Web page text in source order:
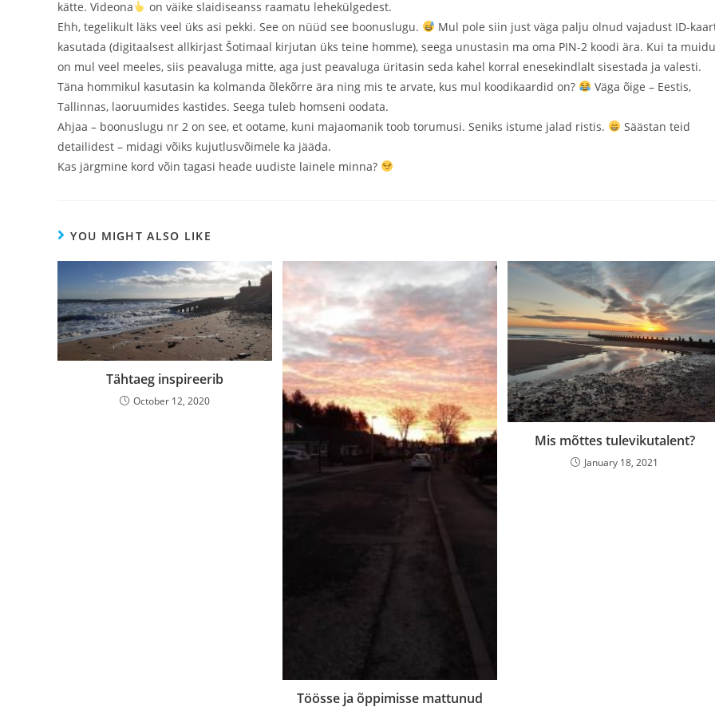
kätte. Videona
on väike slaidiseanss raamatu lehekülgedest.
Ehh, tegelikult läks veel üks asi pekki. See on nüüd see boonuslugu.
Mul pole siin just väga palju olnud vajadust ID-
kasutada (digitaalsest allkirjast Šotimaal kirjutan üks teine homme), seega unustasin ma oma PIN-2 koodi ära. Kui ta muidu
on mul veel meeles, siis peavaluga mitte, aga just peavaluga üritasin seda kahel korral enesekindlalt sisestada ja valesti.
Täna hommikul kasutasin ka kolmanda õlekõrre ära ning mis te arvate, kus mul koodikaardid on?
Väga õige – Eestis,
Tallinnas, laoruumides kastides. Seega tuleb homseni oodata.
Ahjaa – boonuslugu nr 2 on see, et ootame, kuni majaomanik toob torumusi. Seniks istume jalad ristis.
Säästan teid
detailidest – midagi võiks kujutlusvõimele ka jääda.
Kas järgmine kord võin tagasi heade uudiste lainele minna?
YOU MIGHT ALSO LIKE
Tähtaeg inspireerib
October 12, 2020
Töösse ja õppimisse mattunud
Mis mõttes tulevikutalent?
January 18, 2021